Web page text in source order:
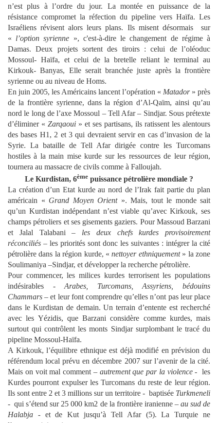
n’est plus à l’ordre du jour. La montée en puissance de la
résistance compromet la réfection du pipeline vers Haïfa. Les
Israéliens révisent alors leurs plans. Ils misent désormais sur
« l’option syrienne », c'est-à-dire le changement de régime à
Damas. Deux projets sortent des tiroirs : celui de l’oléoduc
Mossoul- Haïfa, et celui de la bretelle reliant le terminal au
Kirkouk- Banyas, Elle serait branchée juste après la frontière
syrienne ou au niveau de Homs.
En juin 2005, les Américains lancent l’opération « Matador» près
de la frontière syrienne, dans la région d’Al-Qaïm, ainsi qu’au
nord le long de l’axe Mossoul – Tell Afar – Sindjar. Sous prétexte
d’éliminer « Zarqaoui » et ses partisans, ils ratissent les alentours
des bases H1, 2 et 3 qui devraient servir en cas d’invasion de la
Syrie. La bataille de Tell Afar dirigée contre les Turcomans
hostiles à la main mise kurde sur les ressources de leur région,
tournera au massacre de civils comme à Falloujah.
Le Kurdistan, 6ème puissance pétrolière mondiale ?
La création d’un Etat kurde au nord de l’Irak fait partie du plan
américain « Grand Moyen Orient». Mais, tout le monde sait
qu’un Kurdistan indépendant n’est viable qu’avec Kirkouk, ses
champs pétroliers et ses gisements gaziers. Pour Massoud Barzani
et Jalal Talabani – les deux chefs kurdes provisoirement
réconciliés – les priorités sont donc les suivantes : intégrer la cité
pétrolière dans la région kurde, «nettoyer ethniquement» la zone
Soulimaniya –Sindjar, et développer la recherche pétrolière.
Pour commencer, les milices kurdes terrorisent les populations
indésirables -Arabes, Turcomans, Assyriens, bédouins
Chammars – et leur font comprendre qu’elles n’ont pas leur place
dans le Kurdistan de demain. Un terrain d’entente est recherché
avec les Yézidis, que Barzani considère comme kurdes, mais
surtout qui contrôlent les monts Sindjar surplombant le tracé du
pipeline Mossoul-Haïfa.
A Kirkouk, l’équilibre ethnique est déjà modifié en prévision du
référendum local prévu en décembre 2007 sur l’avenir de la cité.
Mais on voit mal comment – autrement que par la violence- les
Kurdes pourront expulser les Turcomans du reste de leur région.
Ils sont entre 2 et 3 millions sur un territoire - baptisée Turkmeneli
- qui s’étend sur 25 000 km2 de la frontière iranienne – au sud de
Halabja - et de Kut jusqu’à Tell Afar (5). La Turquie ne